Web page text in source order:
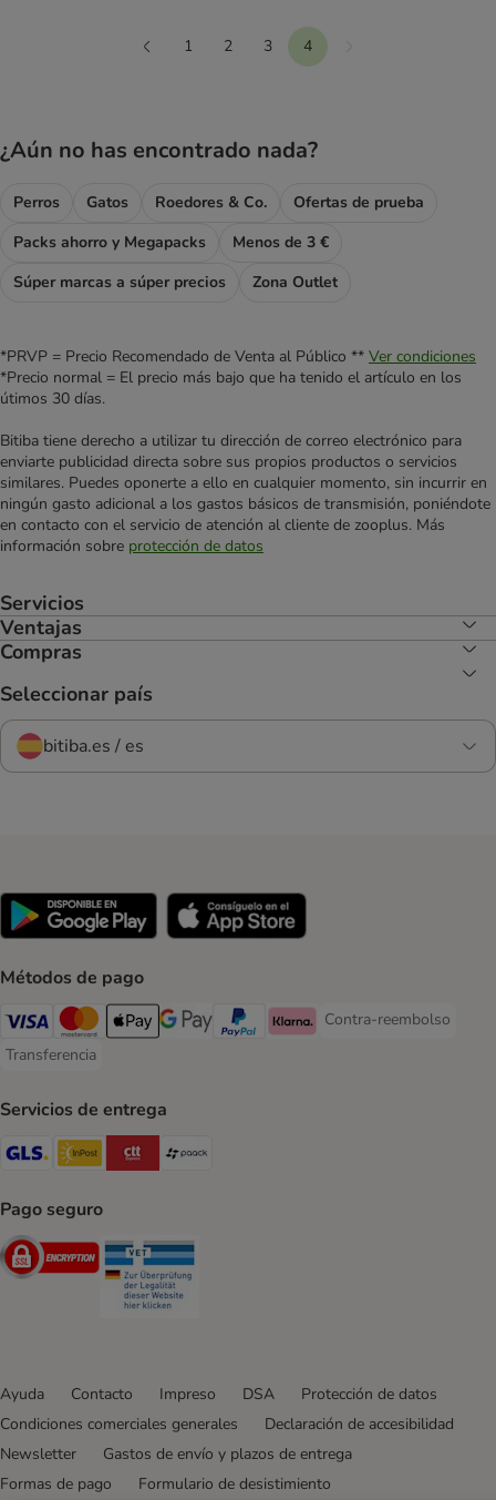
1 2 3 4 Siguiente
¿Aún no has encontrado nada?
Perros Gatos Roedores & Co.
Ofertas de prueba
Packs ahorro y Megapacks
Menos de 3 €
Súper marcas a súper precios
Zona Outlet
*PRVP = Precio Recomendado de Venta al Público ** Ver condiciones
*Precio normal = El precio más bajo que ha tenido el artículo en los
útimos 30 días.
Bitiba tiene derecho a utilizar tu dirección de correo electrónico para
enviarte publicidad directa sobre sus propios productos o servicios
similares. Puedes oponerte a ello en cualquier momento, sin incurrir en
ningún gasto adicional a los gastos básicos de transmisión, poniéndote
en contacto con el servicio de atención al cliente de zooplus. Más
información sobre protección de datos
Servicios
Ventajas
Compras
Seleccionar país
bitiba.es / es
Métodos de pago
Visa Payment Method
Mastercard Payment Method
Apple Pay Payment Method
Google Pay Payment Method
PayPal Payment Method
Klarna Payment Method
Contra-reembolso
Contra-reembolso
Transferencia
Transferencia Payment Method
Servicios de entrega
GLS Shipping Method
InPost Shipping Method
CTTExpress Shipping Method
Pago seguro
Security
Ayuda Contacto Impreso DSA
Protección de datos
Condiciones comerciales generales
Declaración de accesibilidad
Newsletter
Gastos de envío y plazos de entrega
Formas de pago
Formulario de desistimiento